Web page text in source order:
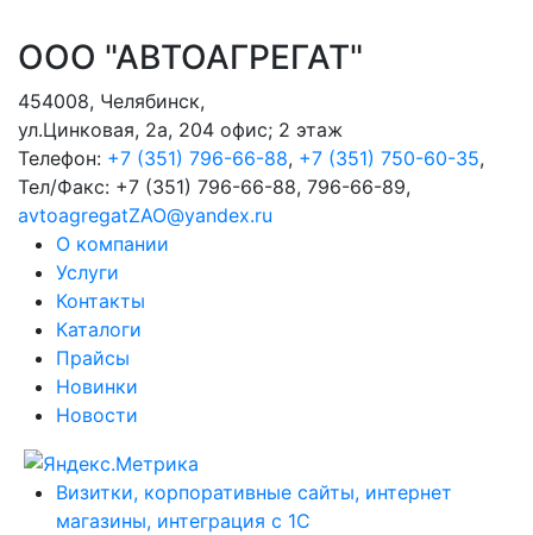
ООО "АВТОАГРЕГАТ"
454008, Челябинск,
ул.Цинковая, 2а, 204 офис; 2 этаж
Телефон: +7 (351) 796-66-88, +7 (351) 750-60-35,
Тел/Факс: +7 (351) 796-66-88, 796-66-89,
avtoagregatZAO@yandex.ru
О компании
Услуги
Контакты
Каталоги
Прайсы
Новинки
Новости
Визитки, корпоративные сайты, интернет
магазины, интеграция с 1С